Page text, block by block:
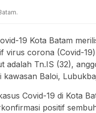
19 Kota Batam
virus corona (Covid-
adalah Tn.IS (32),
Baloi,
Covid-19 di Kota
positif